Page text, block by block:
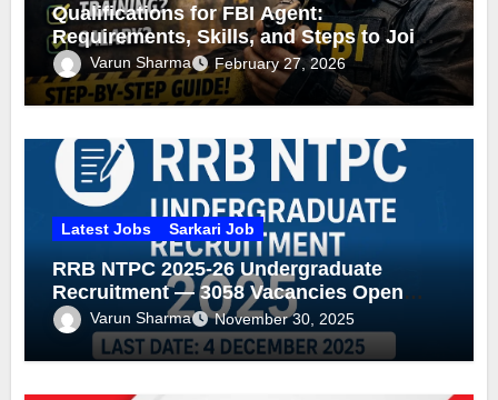
Qualifications for FBI Agent:
Requirements, Skills, and Steps to Join
the FBIVarun Sharma February 27, 2026
Latest Jobs Sarkari Job
RRB NTPC 2025-26 Undergraduate
Recruitment — 3058 Vacancies Open
(Apply by 4 Dec 2025)
Varun Sharma November 30, 2025